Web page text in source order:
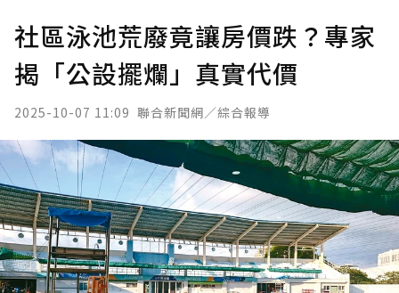
社區泳池荒廢竟讓房價跌？專家
揭「公設擺爛」真實代價
2025-10-07 11:09 聯合新聞網／綜合報導